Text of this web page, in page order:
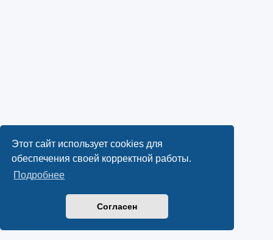
Этот сайт использует cookies для
обеспечения своей корректной работы.
Подробнее
Согласен